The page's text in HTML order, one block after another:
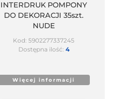
INTERDRUK POMPONY
DO DEKORACJI 35szt.
NUDE
Kod: 5902277337245
Dostępna ilość: 4
Więcej informacji